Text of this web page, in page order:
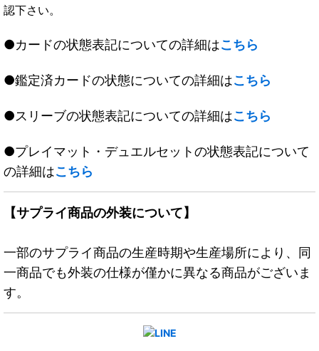
認下さい。
●カードの状態表記についての詳細はこちら
●鑑定済カードの状態についての詳細はこちら
●スリーブの状態表記についての詳細はこちら
●プレイマット・デュエルセットの状態表記について
の詳細はこちら
【サプライ商品の外装について】
一部のサプライ商品の生産時期や生産場所により、同
一商品でも外装の仕様が僅かに異なる商品がございま
す。